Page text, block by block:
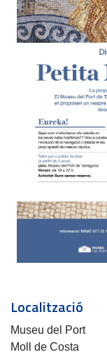
Localització
Museu del Port
Moll de Costa